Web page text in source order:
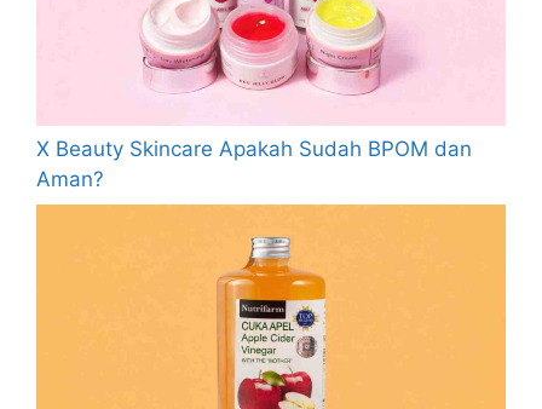
X Beauty Skincare Apakah Sudah BPOM dan
Aman?